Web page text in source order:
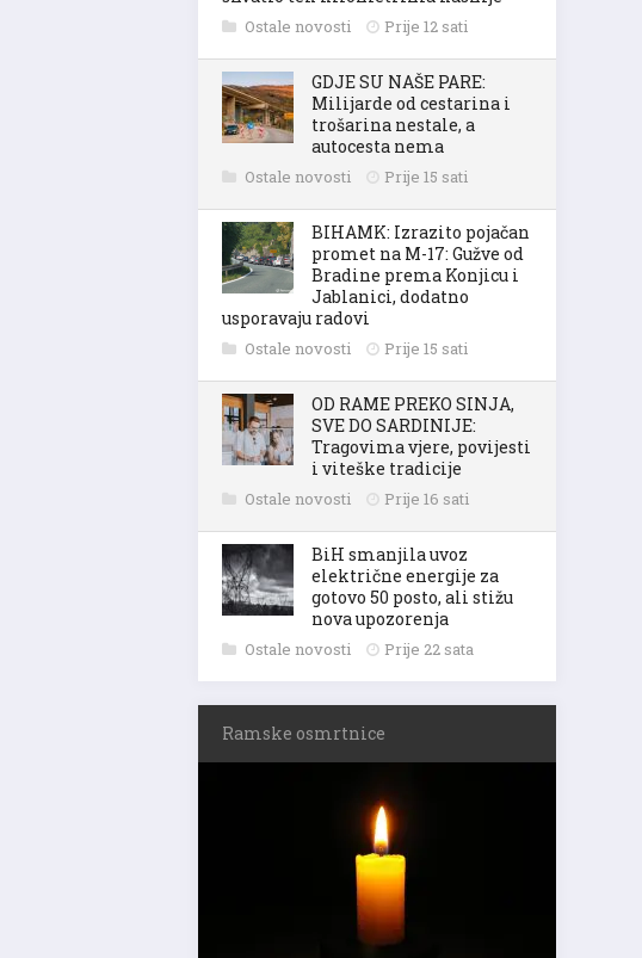
Ostale novosti Prije 12 sati
GDJE SU NAŠE PARE:
Milijarde od cestarina i
trošarina nestale, a
autocesta nema
Ostale novosti Prije 15 sati
BIHAMK: Izrazito pojačan
promet na M-17: Gužve od
Bradine prema Konjicu i
Jablanici, dodatno
usporavaju radovi
Ostale novosti Prije 15 sati
OD RAME PREKO SINJA,
SVE DO SARDINIJE:
Tragovima vjere, povijesti
i viteške tradicije
Ostale novosti Prije 16 sati
BiH smanjila uvoz
električne energije za
gotovo 50 posto, ali stižu
nova upozorenja
Ostale novosti Prije 22 sata
Ramske osmrtnice